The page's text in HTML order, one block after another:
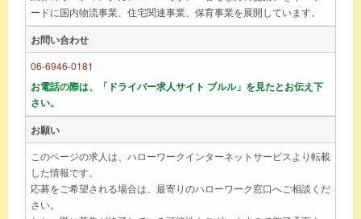
ードに国内物流事業、住宅関連事業、保育事業を展開しています。
お問い合わせ
06-6946-0181
お電話の際は、「ドライバー求人サイト ブルル」を見たとお伝え下
さい。
お願い
このページの求人は、ハローワークインターネットサービスより転載
した情報です。
応募をご希望される場合は、最寄りのハローワーク窓口へご相談くだ
さい。